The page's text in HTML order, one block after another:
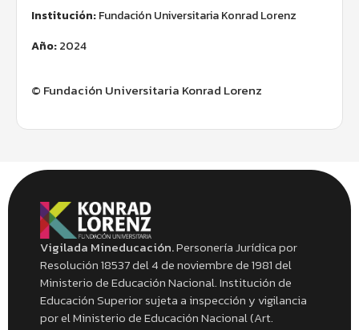
Institución:Fundación Universitaria Konrad Lorenz
Año:2024
© Fundación Universitaria Konrad Lorenz
Vigilada Mineducación.Personería Jurídica por
Resolución 18537 del 4 de noviembre de 1981 del
Ministerio de Educación Nacional. Institución de
Educación Superior sujeta a inspección y vigilancia
por el Ministerio de Educación Nacional (Art.